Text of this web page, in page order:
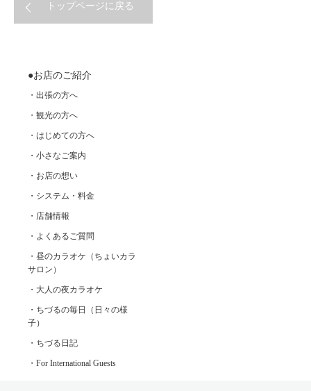
トップページに戻る
●お店のご紹介
・出張の方へ
・観光の方へ
・はじめての方へ
・小さなご案内
・お店の想い
・システム・料金
・店舗情報
・よくあるご質問
・昼のカラオケ（ちょいカラ
サロン）
・大人の夜カラオケ
・ちづるの毎日（日々の様
子）
・ちづる日記
・For International Guests